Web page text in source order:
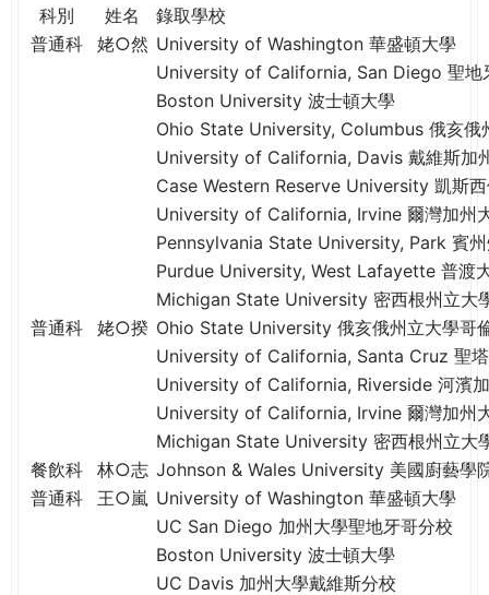
WAGOR
TODAY
e
科別 姓名
錄取學校
普通科
姥○然 University of Washington 華盛頓大學
University of California, San Diego 聖地
Boston University 波士頓大學
Ohio State University, Columbus 俄亥俄
University of California, Davis 戴維斯加
Case Western Reserve University 凱斯
University of California, Irvine 爾灣加州
Pennsylvania State University, Park 賓
Purdue University, West Lafayette 普渡
Michigan State University 密西根州立大
普通科
姥○揆 Ohio State University 俄亥俄州立大學哥
University of California, Santa Cruz 聖
University of California, Riverside 河濱
University of California, Irvine 爾灣加州
Michigan State University 密西根州立大
餐飲科
林○志 Johnson & Wales University 美國廚藝學
普通科
王○嵐 University of Washington 華盛頓大學
UC San Diego 加州大學聖地牙哥分校
Boston University 波士頓大學
UC Davis 加州大學戴維斯分校